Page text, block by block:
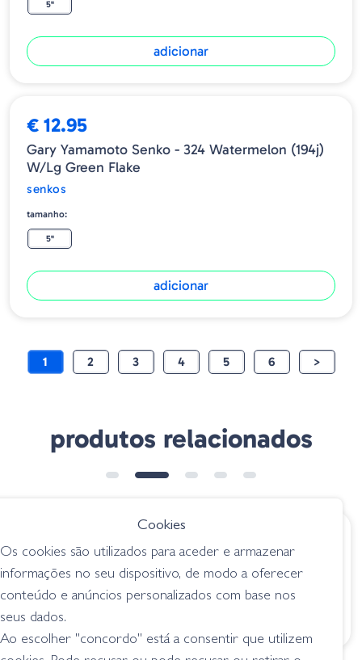
5"
adicionar
€ 12.95
Gary Yamamoto Senko - 324 Watermelon (194j)
W/lg Green Flake
senkos
tamanho:
5"
adicionar
1 2 3 4 5 6 >
produtos relacionados
€ 12.95
Gary Yamamoto
Senko - 031 Blue Prl
W/Silver Flk
senkos
Gary Yamamoto
Thin Senko 021Black
Blue Flake
Cookies
Os cookies são utilizados para aceder e armazenar
informações no seu dispositivo, de modo a oferecer
conteúdo e anúncios personalizados com base nos
seus dados.
Ao escolher "concordo" está a consentir que utilizem